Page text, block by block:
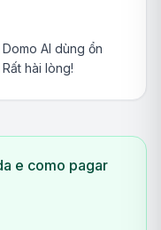
AI dùng ổn
hài lòng!
e como pagar